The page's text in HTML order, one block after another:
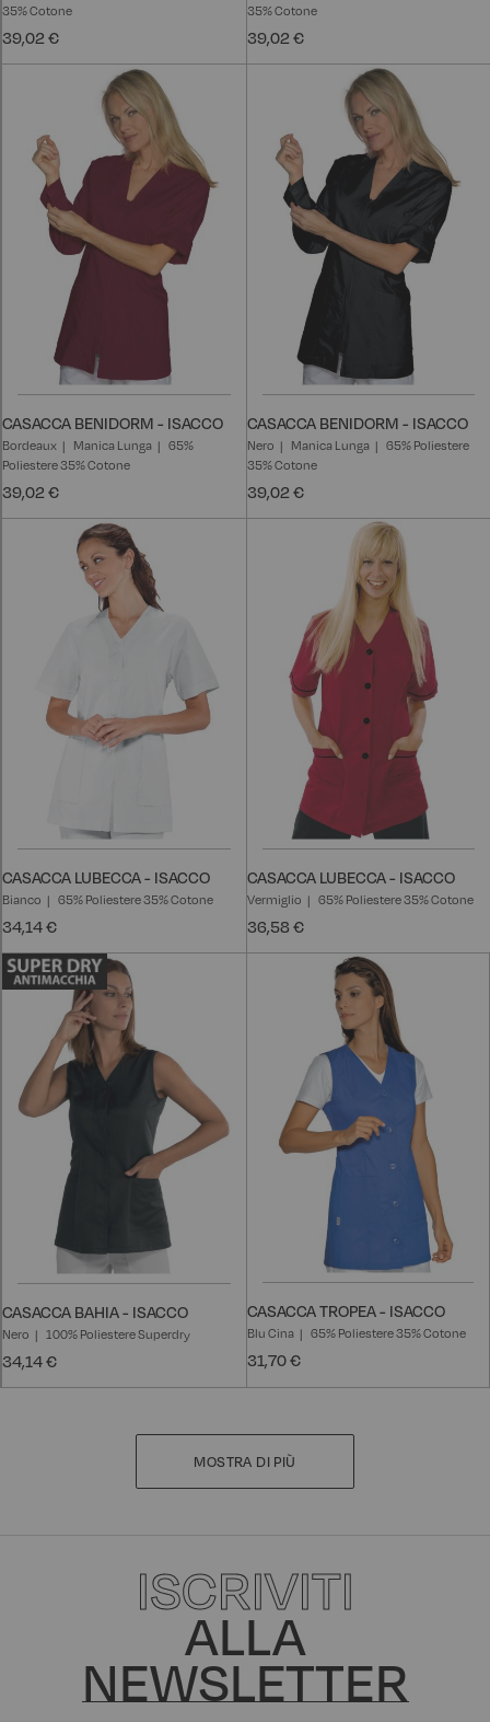
35% Cotone
39,02 €
35% Cotone
39,02 €
CASACCA BENIDORM - ISACCO
Bordeaux Manica Lunga
65%
Poliestere 35% Cotone
39,02 €
CASACCA BENIDORM - ISACCO
Nero Manica Lunga
65% Poliestere
35% Cotone
39,02 €
CASACCA LUBECCA - ISACCO
Bianco 65% Poliestere 35% Cotone
34,14 €
CASACCA LUBECCA - ISACCO
Vermiglio 65% Poliestere 35% Cotone
36,58 €
CASACCA BAHIA - ISACCO
Nero 100% Poliestere Superdry
34,14 €
CASACCA TROPEA - ISACCO
Blu Cina 65% Poliestere 35% Cotone
31,70 €
MOSTRA DI PIÙ
ISCRIVITI
ALLA
NEWSLETTER